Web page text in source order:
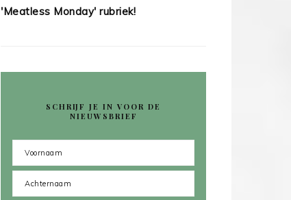
'Meatless Monday' rubriek!
SCHRIJF JE IN VOOR DE
NIEUWSBRIEF